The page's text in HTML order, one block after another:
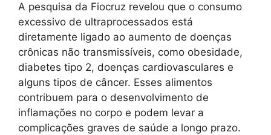
A pesquisa da Fiocruz revelou que o consumo
excessivo de ultraprocessados está
diretamente ligado ao aumento de doenças
crônicas não transmissíveis, como obesidade,
diabetes tipo 2, doenças cardiovasculares e
alguns tipos de câncer. Esses alimentos
contribuem para o desenvolvimento de
inflamações no corpo e podem levar a
complicações graves de saúde a longo prazo.